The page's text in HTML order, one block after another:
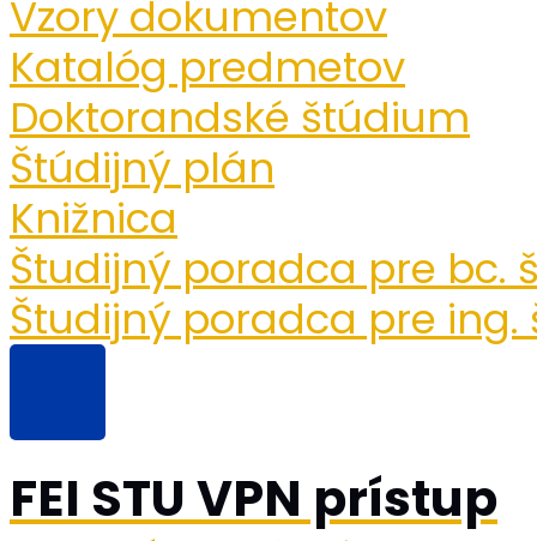
Vzory dokumentov
Katalóg predmetov
Doktorandské štúdium
Štúdijný plán
Knižnica
Študijný poradca pre bc.
Študijný poradca pre
FEI STU VPN prístup